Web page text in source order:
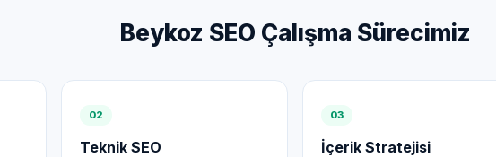
Beykoz SEO Çalışma Sürecimiz
02
Teknik SEO
03
İçerik Stratejisi